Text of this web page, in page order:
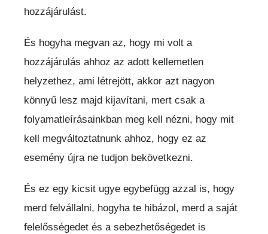
hozzájárulást.
És hogyha megvan az, hogy mi volt a
hozzájárulás ahhoz az adott kellemetlen
helyzethez, ami létrejött, akkor azt nagyon
könnyű lesz majd kijavítani, mert csak a
folyamatleírásainkban meg kell nézni, hogy mit
kell megváltoztatnunk ahhoz, hogy ez az
esemény újra ne tudjon bekövetkezni.
És ez egy kicsit ugye egybefügg azzal is, hogy
merd felvállalni, hogyha te hibázol, merd a saját
felelősségedet és a sebezhetőségedet is